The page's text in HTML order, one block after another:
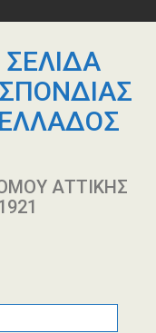
ΣΕΛΙΔΑ
ΑΤΤΙΚΗΣ